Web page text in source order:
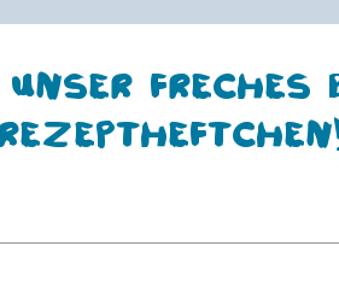
freches